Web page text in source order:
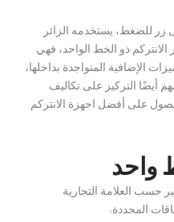
زر للضغط، يستخدمه الزائر
الانتركم ذو الخط الواحد، فهي
الإضافية المتواجدة بداخلها،
أيضًا التركيز على تكاليف
على أفضل اجهزة الانتركم
واحد
حسب العلامة التجارية
المحددة: